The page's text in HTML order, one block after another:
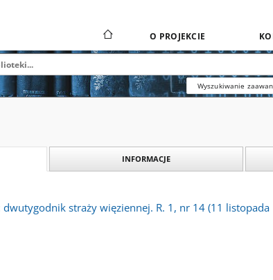
O PROJEKCIE
Wyszukiwanie
INFORMACJE
dwutygodnik straży więziennej. R. 1, nr 14 (11 listopada